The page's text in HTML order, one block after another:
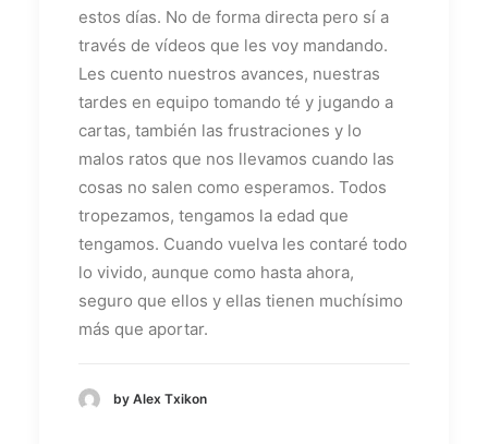
estos días. No de forma directa pero sí a
través de vídeos que les voy mandando.
Les cuento nuestros avances, nuestras
tardes en equipo tomando té y jugando a
cartas, también las frustraciones y lo
malos ratos que nos llevamos cuando las
cosas no salen como esperamos. Todos
tropezamos, tengamos la edad que
tengamos. Cuando vuelva les contaré todo
lo vivido, aunque como hasta ahora,
seguro que ellos y ellas tienen muchísimo
más que aportar.
by Alex Txikon